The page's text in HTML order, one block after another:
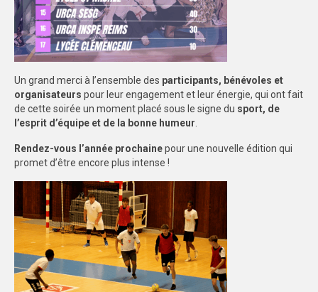
Un grand merci à l’ensemble des participants, bénévoles et
organisateurs pour leur engagement et leur énergie, qui ont fait
de cette soirée un moment placé sous le signe du sport, de
l’esprit d’équipe et de la bonne humeur
Rendez-vous l’année prochainepour une nouvelle édition qui
promet d’être encore plus intense !